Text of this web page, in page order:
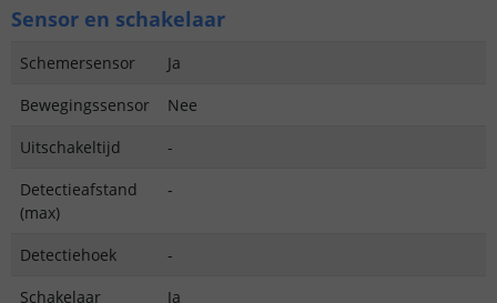
Sensor en schakelaar
Schemersensor
Ja
Bewegingssensor
Nee
Uitschakeltijd
-
Detectieafstand
(max)
-
Detectiehoek
-
Schakelaar
Ja